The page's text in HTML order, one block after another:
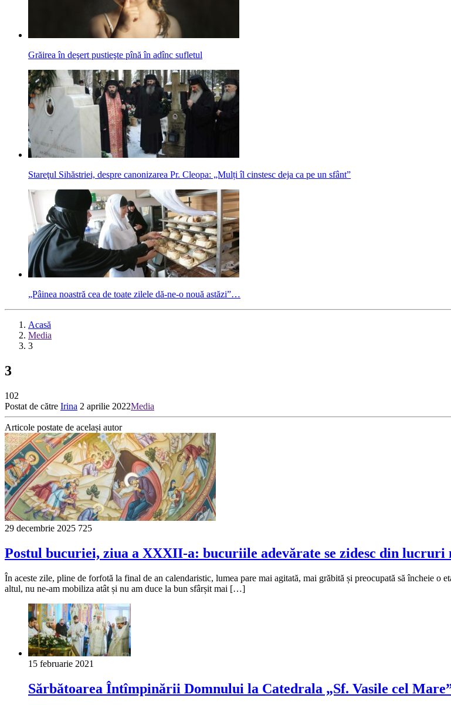
Grăirea în deşert pustieşte pînă în adînc sufletul
Stareţul Sihăstriei, despre canonizarea Pr. Cleopa: „Mulți îl cinstesc deja ca pe un sfânt”
„Pâinea noastră cea de toate zilele dă-ne-o nouă astăzi”…
Acasă
Media
3
3
102
Postat de către Irina 2 aprilie 2022Media
Articole postate de același autor
29 decembrie 2025 725
Postul bucuriei, ziua a XXXII-a: bucuriile adevărate se zidesc din
În aceste zile, pline de forfotă la final de an calendaristic, lumea pare mai agitată, mai grăbită și preocupată să încheie o
altul, nu ne-am mobiliza atât și nu am duce la bun sfârșit mai […]
15 februarie 2021
Sărbătoarea Întîmpinării Domnului la Catedrala „Sf. Vasile cel